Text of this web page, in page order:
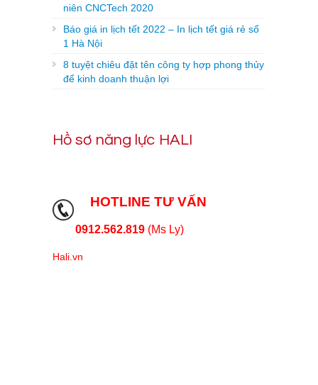
niên CNCTech 2020
Báo giá in lịch tết 2022 – In lịch tết giá rẻ số
1 Hà Nội
8 tuyệt chiêu đặt tên công ty hợp phong thủy
để kinh doanh thuận lợi
Hồ sơ năng lực HALI
HOTLINE TƯ VẤN
0912.562.819 (Ms Ly)
Hali.vn